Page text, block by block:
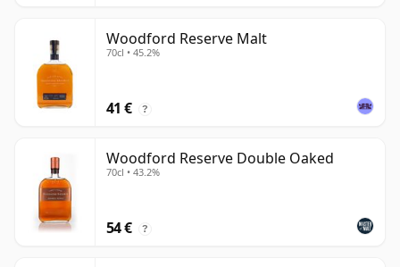
Woodford Reserve Malt
70cl • 45.2%
41 € ?
Woodford Reserve Double Oaked
70cl • 43.2%
54 € ?